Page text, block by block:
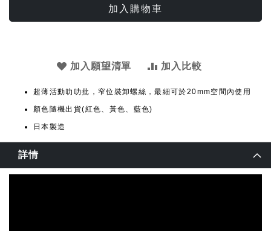
加入購物車
加入願望清單 加入比較
超薄活動叻叻批，窄位裝卸螺絲，最細可於20mm空間內使用
顏色隨機出貨(紅色、黃色、藍色)
日本製造
詳情